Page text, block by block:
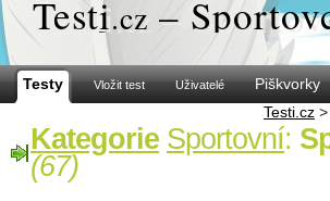
Testi.cz –
Testy Vložit test Uživatelé Piškvorky
Testi.cz >
Kategorie Sportovní:
(67)